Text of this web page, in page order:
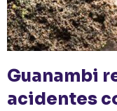
Guanambi
acidentes